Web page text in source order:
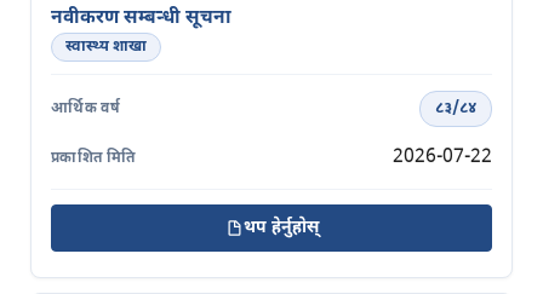
नवीकरण सम्बन्धी सूचना
स्वास्थ्य शाखा
८३/८४
2026-07-22
थप हेर्नुहोस्